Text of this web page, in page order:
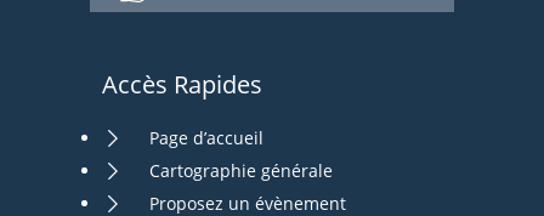
Accès Rapides
Page d’accueil
Cartographie générale
Proposez un évènement